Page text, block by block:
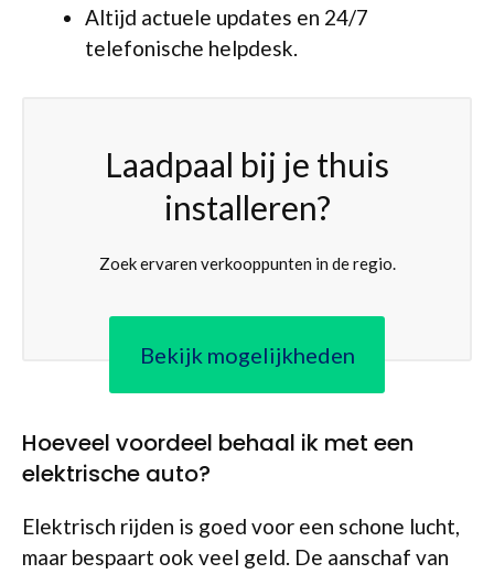
Altijd actuele updates en 24/7
telefonische helpdesk.
Laadpaal bij je thuis
installeren?
Zoek ervaren verkooppunten in de regio.
Bekijk mogelijkheden
Hoeveel voordeel behaal ik met een
elektrische auto?
Elektrisch rijden is goed voor een schone lucht,
maar bespaart ook veel geld. De aanschaf van